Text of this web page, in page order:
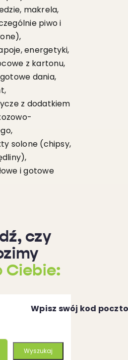
makrela,
piwo i
energetyki,
z kartonu,
dania,
z dodatkiem
solone (chipsy,
i gotowe
czy
Ciebie:
Wpisz swój kod